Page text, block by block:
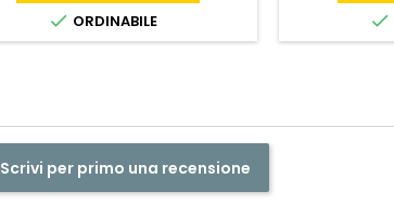
 ORDINABILE 
Scrivi per primo una recensione